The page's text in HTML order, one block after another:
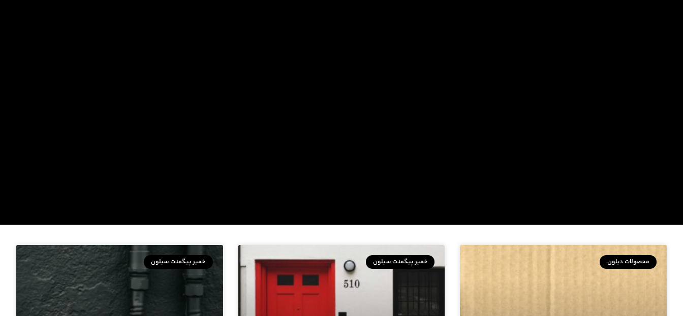
محصولات دیلون خمیر پیگمنت سیلون خمیر پیگمنت سیلون